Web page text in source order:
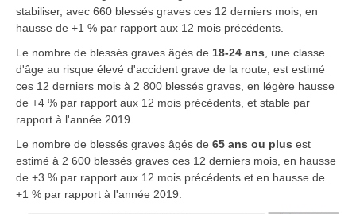
stabiliser, avec 660 blessés graves ces 12 derniers mois, en
hausse de +1 % par rapport aux 12 mois précédents.
Le nombre de blessés graves âgés de 18-24 ans , une classe
d'âge au risque élevé d'accident grave de la route, est estimé
ces 12 derniers mois à 2 800 blessés graves, en légère hausse
de +4 % par rapport aux 12 mois précédents, et stable par
rapport à l'année 2019.
Le nombre de blessés graves âgés de 65 ans ou plus est
estimé à 2 600 blessés graves ces 12 derniers mois, en hausse
de +3 % par rapport aux 12 mois précédents et en hausse de
+1 % par rapport à l'année 2019.